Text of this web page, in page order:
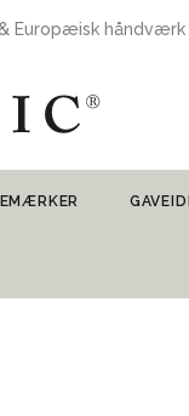
Europæisk håndværk